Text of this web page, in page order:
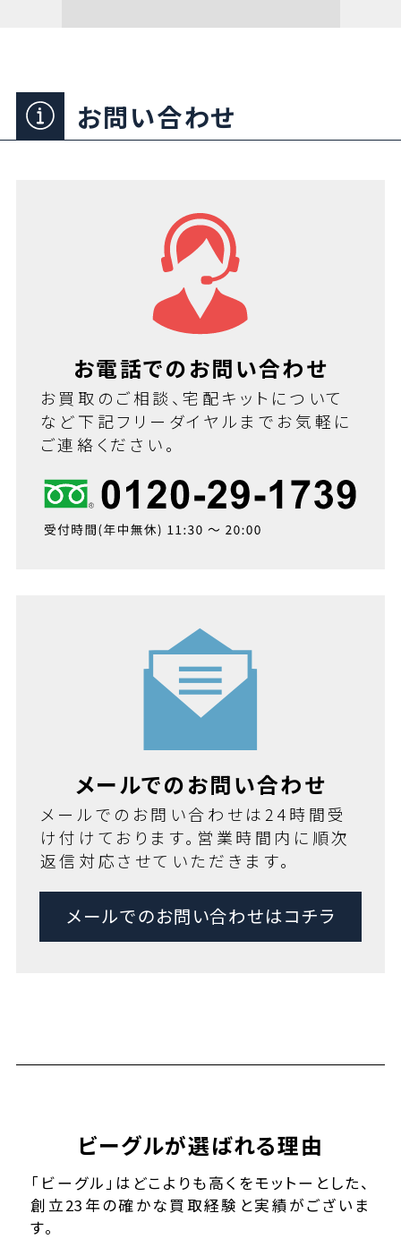
お問い合わせ
お電話でのお問い合わせ
お買取のご相談、宅配キットについて
など下記フリーダイヤルまでお気軽に
ご連絡ください。
メールでのお問い合わせ
メールでのお問い合わせは24時間受
け付けております。営業時間内に順次
返信対応させていただきます。
メールでのお問い合わせはコチラ
ビーグルが選ばれる理由
「ビーグル」はどこよりも高くをモットーとした、
創立23年の確かな買取経験と実績がございま
す。